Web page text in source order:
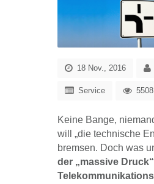
18 Nov., 2016
Service
Keine Bange,
will „die technische
bremsen. Doch was
der „massive Druck“